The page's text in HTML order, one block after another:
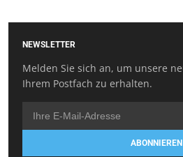
NEWSLETTER
Melden Sie sich an, um unsere
Ihrem Postfach zu erhalten.
ABONNIEREN